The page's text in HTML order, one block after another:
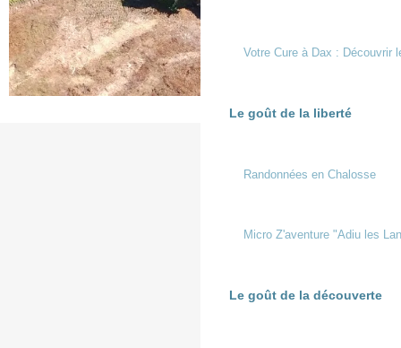
Votre Cure à Dax : Découvrir
Le goût de la liberté
Randonnées en Chalosse
Micro Z'aventure "Adiu les
Le goût de la découverte